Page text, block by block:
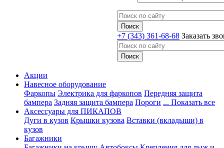
+7 (343) 361-68-68 Заказать
Акции
Навесное оборудование
Фаркопы Электрика для фаркопов Передняя защита
бампера Задняя защита бампера Пороги ... Показать все
Аксессуары для ПИКАПОВ
Дуги в кузов Крышки кузова Вставки (вкладыши) в
кузов
Багажники